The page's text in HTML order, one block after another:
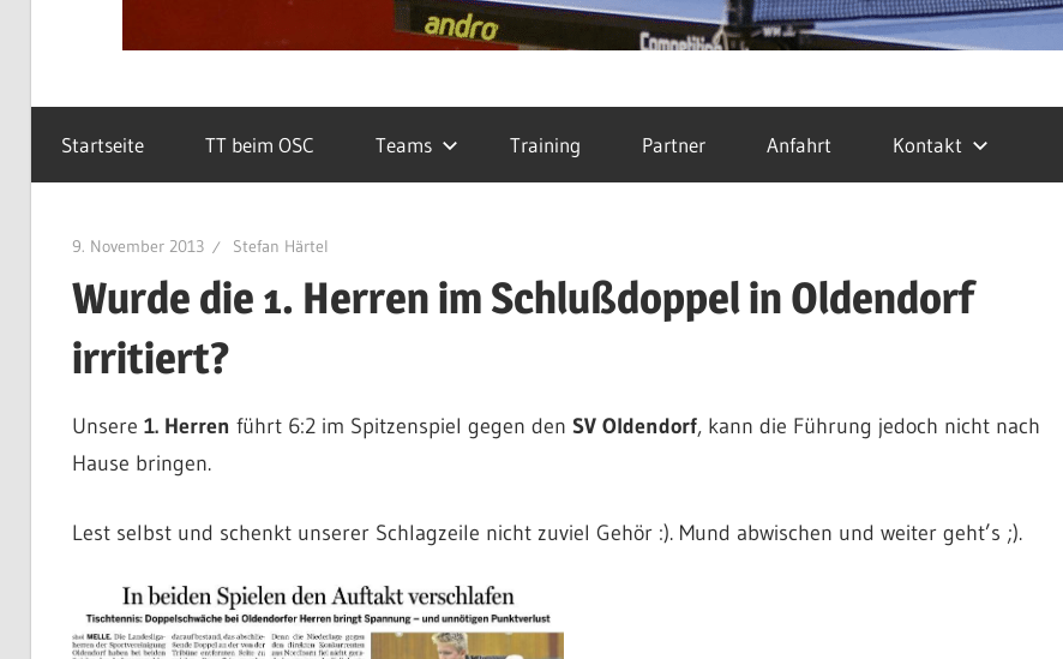
Startseite TT beim OSC Teams Training Partner Anfahrt Kontakt
9. November 2013 Stefan Härtel
Wurde die 1. Herren im Schlußdoppel in Oldendorf
irritiert?
Unsere 1. Herren führt 6:2 im Spitzenspiel gegen den SV Oldendorf, kann die Führung jedoch nicht nach
Hause bringen.
Lest selbst und schenkt unserer Schlagzeile nicht zuviel Gehör :). Mund abwischen und weiter geht’s ;).